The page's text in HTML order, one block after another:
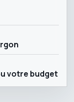
votre budget